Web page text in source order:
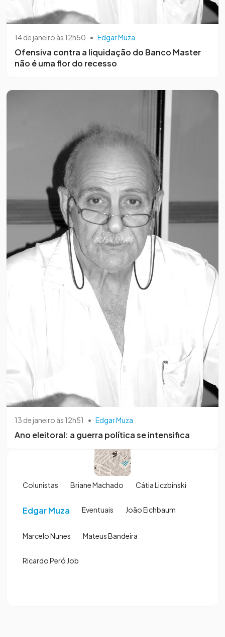
14 de janeiro às 12h50 • Edgar Muza
Ofensiva contra a liquidação do Banco Master
não é uma flor do recesso
13 de janeiro às 12h51 • Edgar Muza
Ano eleitoral: a guerra política se intensifica
Colunistas Briane Machado Cátia Liczbinski
Edgar Muza Eventuais João Eichbaum
Marcelo Nunes Mateus Bandeira
Ricardo Peró Job